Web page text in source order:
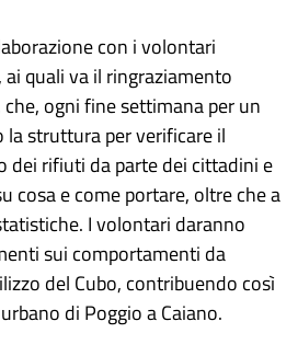
con i volontari
ai quali va il ringraziamento
ogni fine settimana per un
la struttura per verificare il
dei rifiuti da parte dei cittadini e
cosa e come portare, oltre che a
I volontari daranno
sui comportamenti da
del Cubo, contribuendo così
di Poggio a Caiano.